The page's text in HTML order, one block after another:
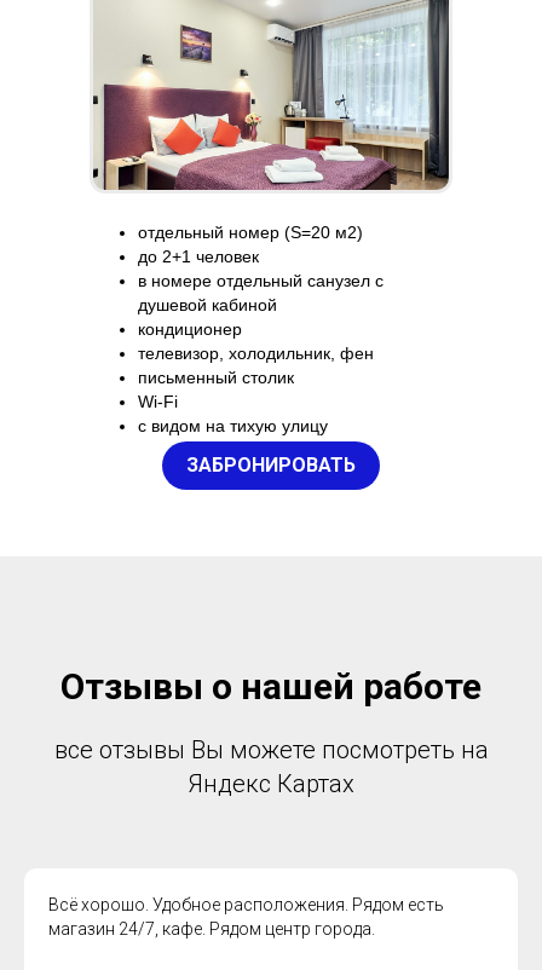
отдельный номер (S=20 м2)
до 2+1 человек
в номере отдельный санузел с
душевой кабиной
кондиционер
телевизор, холодильник, фен
письменный столик
Wi-Fi
с видом на тихую улицу
ЗАБРОНИРОВАТЬ
Отзывы о нашей работе
все отзывы Вы можете посмотреть на
Яндекс Картах
Всё хорошо. Удобное расположения. Рядом есть
магазин 24/7, кафе. Рядом центр города.